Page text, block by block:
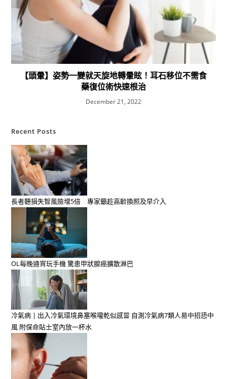
【頭暈】姿勢一變就天旋地轉暈眩！耳石移位不需食
藥復位術快速根治
December 21, 2022
Recent Posts
長者聽損失智風險增5倍 專家籲趁高齡換照及早介入
OL每晚通宵玩手機 驚患甲狀腺癌擴散淋巴
冷氣病 | 出入冷氣環境鼻塞喉嚨乾似感冒 自測冷氣病7類人易中招恐中
風 附保命貼士室內放一杯水